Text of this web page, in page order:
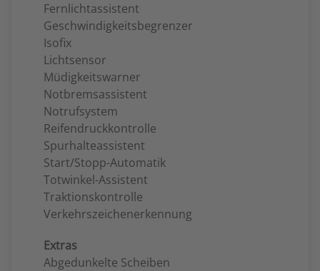
Fernlichtassistent
Geschwindigkeitsbegrenzer
Isofix
Lichtsensor
Müdigkeitswarner
Notbremsassistent
Notrufsystem
Reifendruckkontrolle
Spurhalteassistent
Start/Stopp-Automatik
Totwinkel-Assistent
Traktionskontrolle
Verkehrszeichenerkennung
Extras
Abgedunkelte Scheiben